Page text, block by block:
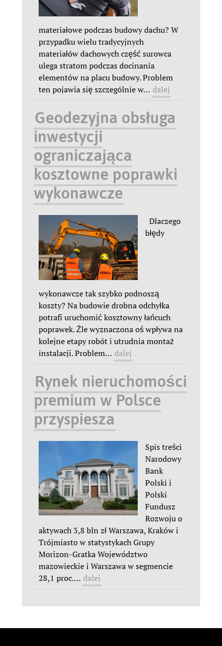
materiałowe podczas budowy dachu? W
przypadku wielu tradycyjnych
materiałów dachowych część surowca
ulega stratom podczas docinania
elementów na placu budowy. Problem
ten pojawia się szczególnie w… dalej
Geodezyjna obsługa
inwestycji
ograniczająca
kosztowne poprawki
wykonawcze
Dlaczego
błędy
wykonawcze tak szybko podnoszą
koszty? Na budowie drobna odchyłka
potrafi uruchomić kosztowny łańcuch
poprawek. Źle wyznaczona oś wpływa na
kolejne etapy robót i utrudnia montaż
instalacji. Problem… dalej
Rynek nieruchomości
premium w Polsce
przyspiesza
Spis treści
Narodowy
Bank
Polski i
Polski
Fundusz
Rozwoju o
aktywach 3,8 bln zł Warszawa, Kraków i
Trójmiasto w statystykach Grupy
Morizon-Gratka Województwo
mazowieckie i Warszawa w segmencie
28,1 proc.… dalej